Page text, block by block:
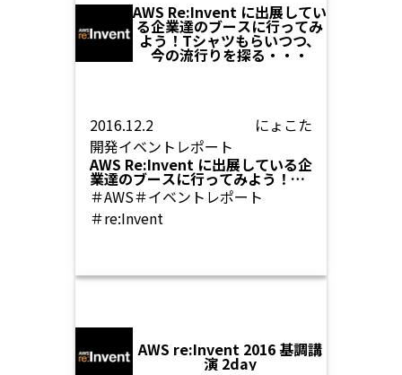
AWS Re:Invent に出展してい
る企業達のブースに行ってみ
よう！Tシャツもらいつつ、
今の流行りを探る・・・
2016.12.2
にょこた
開発イベントレポート
AWS Re:Invent に出展している企
業達のブースに行ってみよう！T
シャツもらいつつ、今の流行りを
探る・・・
＃AWS＃イベントレポート
＃re:Invent
AWS re:Invent 2016 基調講
演 2day